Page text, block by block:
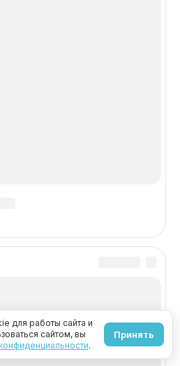
для работы сайта и
сайтом, вы
.
Принять